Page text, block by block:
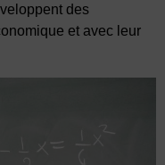
des
et avec leur